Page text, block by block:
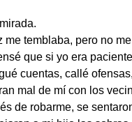
me temblaba, pero no
que si yo era
cuentas, callé
mal de mí con los
de robarme, se